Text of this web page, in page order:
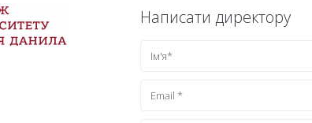
Написати директору